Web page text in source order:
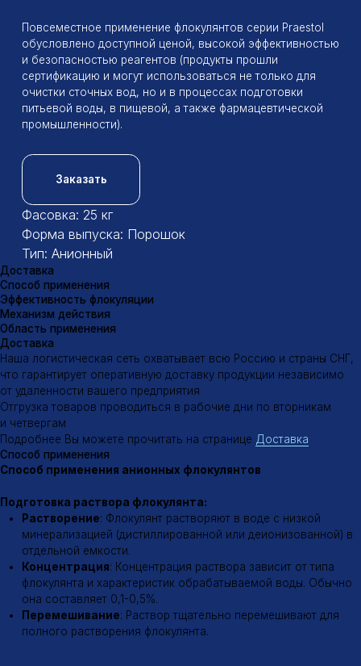
Способ применения
Эффективность флокуляции
Механизм действия
Область применения
Доставка
Наша логистическая сеть охватывает всю Россию и страны СНГ,
что гарантирует оперативную доставку продукции независимо
от удаленности вашего предприятия
Отгрузка товаров проводиться в рабочие дни по вторникам
и четвергам
Способ применения
Способ применения анионных флокулянтов
Подготовка раствора флокулянта:
Растворение: Флокулянт растворяют в воде с низкой
минерализацией (дистиллированной или деионизованной) в
отдельной емкости.
Концентрация: Концентрация раствора зависит от типа
флокулянта и характеристик обрабатываемой воды. Обычно
Перемешивание
полного растворения флокулянта.
Введение раствора в обрабатываемую воду:
Точка ввода: Раствор флокулянта вводят в поток
обрабатываемой воды в специальной точке, где
обеспечивается хорошее перемешивание.
дозирующих насосов или других дозирующих устройств.
Дозировка флокулянта подбирается опытным путем и
зависит от многих факторов, таких как концентрация
Флокуляция и осаждение:
Флокулятор: После введения флокулянта вода поступает в
флокулятор – специальное устройство, в котором создаются
: В флокуляторе происходит медленное
перемешивание воды для обеспечения контакта частиц
загрязнений с молекулами флокулянта.
Осаждение: Образовавшиеся флокулы оседают на дно
Для получения более подробной информации о применении
анионных флокулянтов рекомендуем обратиться к нашим
специалистам в области водоподготовки
Эффективность флокуляции
Факторы, влияющие на эффективность флокуляции
Тип флокулянта: Выбор типа флокулянта зависит от